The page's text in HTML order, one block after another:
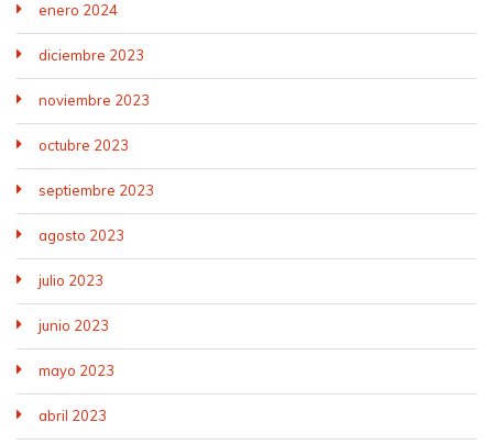
enero 2024
diciembre 2023
noviembre 2023
octubre 2023
septiembre 2023
agosto 2023
julio 2023
junio 2023
mayo 2023
abril 2023